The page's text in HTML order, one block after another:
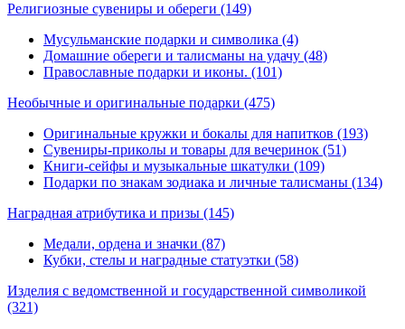
Религиозные сувениры и обереги (149)
Мусульманские подарки и символика (4)
Домашние обереги и талисманы на удачу (48)
Православные подарки и иконы. (101)
Необычные и оригинальные подарки (475)
Оригинальные кружки и бокалы для напитков (193)
Сувениры-приколы и товары для вечеринок (51)
Книги-сейфы и музыкальные шкатулки (109)
Подарки по знакам зодиака и личные талисманы (134)
Наградная атрибутика и призы (145)
Медали, ордена и значки (87)
Кубки, стелы и наградные статуэтки (58)
Изделия с ведомственной и государственной символикой
(321)